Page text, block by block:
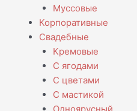
Муссовые
Корпоративные
Свадебные
Кремовые
С ягодами
С цветами
С мастикой